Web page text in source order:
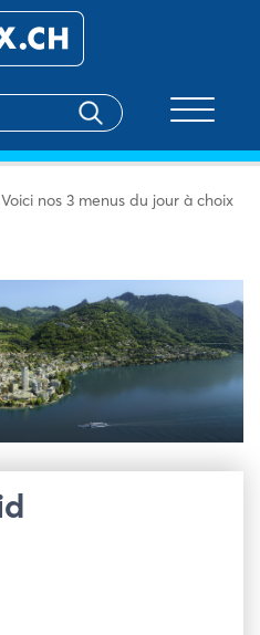
Voici nos 3 menus du jour à choix